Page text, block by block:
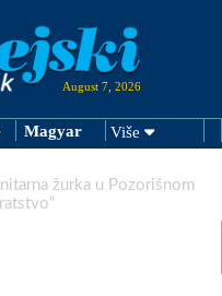
August 7, 2026
Magyar Više
žurka u Pozorišnom